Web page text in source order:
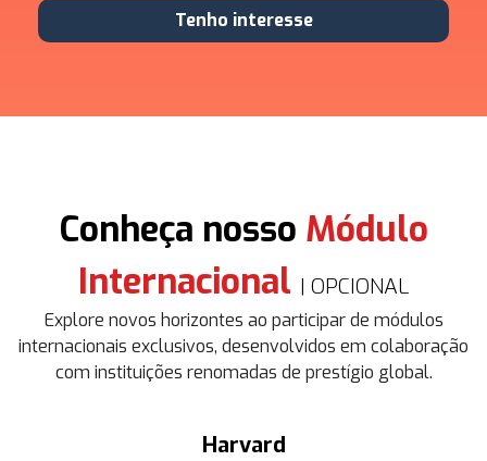
Tenho interesse
Conheça nosso Módulo
Internacional | OPCIONAL
Explore novos horizontes ao participar de módulos
internacionais exclusivos, desenvolvidos em colaboração
com instituições renomadas de prestígio global.
Harvard